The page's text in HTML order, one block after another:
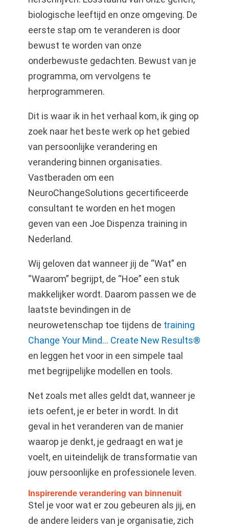
biologische leeftijd en onze omgeving. De
eerste stap om te veranderen is door
bewust te worden van onze
onderbewuste gedachten. Bewust van je
programma, om vervolgens te
herprogrammeren.
Dit is waar ik in het verhaal kom, ik ging op
zoek naar het beste werk op het gebied
van persoonlijke verandering en
verandering binnen organisaties.
Vastberaden om een
NeuroChangeSolutions gecertificeerde
consultant te worden en het mogen
geven van een Joe Dispenza training in
Nederland.
Wij geloven dat wanneer jij de “Wat” en
“Waarom” begrijpt, de “Hoe” een stuk
makkelijker wordt. Daarom passen we de
laatste bevindingen in de
neurowetenschap toe tijdens de training
Change Your Mind… Create New Results®
en leggen het voor in een simpele taal
met begrijpelijke modellen en tools.
Net zoals met alles geldt dat, wanneer je
iets oefent, je er beter in wordt. In dit
geval in het veranderen van de manier
waarop je denkt, je gedraagt en wat je
voelt, en uiteindelijk de transformatie van
jouw persoonlijke en professionele leven.
Inspirerende verandering van binnenuit
​Stel je voor wat er zou gebeuren als jij, en
de andere leiders van je organisatie, zich